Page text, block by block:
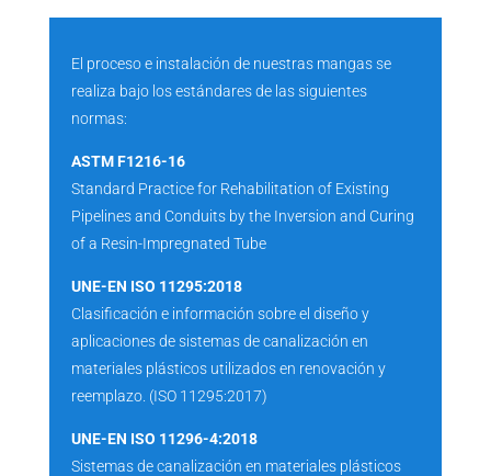
El proceso e instalación de nuestras mangas se
realiza bajo los estándares de las siguientes
normas:
ASTM F1216-16
Standard Practice for Rehabilitation of Existing
Pipelines and Conduits by the Inversion and Curing
of a Resin-Impregnated Tube
UNE-EN ISO 11295:2018
Clasificación e información sobre el diseño y
aplicaciones de sistemas de canalización en
materiales plásticos utilizados en renovación y
reemplazo. (ISO 11295:2017)
UNE-EN ISO 11296-4:2018
Sistemas de canalización en materiales plásticos